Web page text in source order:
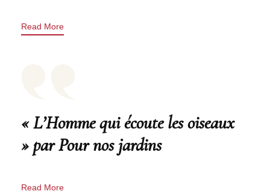
Read More
« L’Homme qui écoute les oiseaux
» par Pour nos jardins
Read More